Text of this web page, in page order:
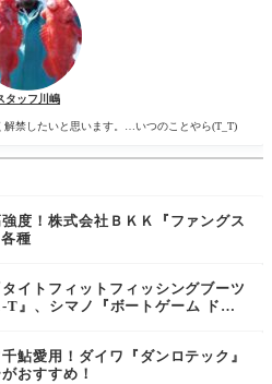
タッフ川嶋
禁したいと思います。…いつのことやら(T_T)
度！株式会社ＢＫＫ『ファングス
種
イトフィットフィッシングブーツ
T』、シマノ『ボートゲーム ドラ
鮎愛用！ダイワ『ダンロテック』
おすすめ！